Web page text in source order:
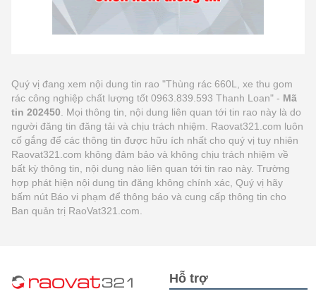
Quý vị đang xem nội dung tin rao "Thùng rác 660L, xe thu gom
rác công nghiệp chất lượng tốt 0963.839.593 Thanh Loan" - Mã
tin 202450 . Mọi thông tin, nội dung liên quan tới tin rao này là do
người đăng tin đăng tải và chịu trách nhiệm. Raovat321.com luôn
cố gắng để các thông tin được hữu ích nhất cho quý vị tuy nhiên
Raovat321.com không đảm bảo và không chịu trách nhiệm về
bất kỳ thông tin, nội dung nào liên quan tới tin rao này. Trường
hợp phát hiện nội dung tin đăng không chính xác, Quý vị hãy
bấm nút Báo vi phạm để thông báo và cung cấp thông tin cho
Ban quản trị RaoVat321.com.
Hỗ trợ